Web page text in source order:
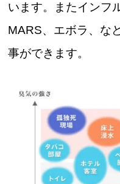
います。またインフ
MARS、エボラ、な
事ができます。